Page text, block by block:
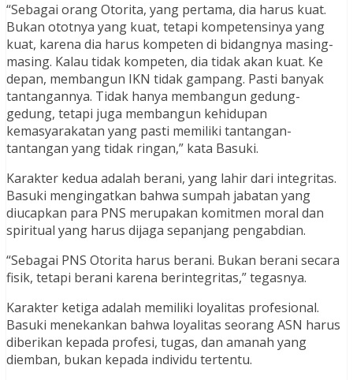
“Sebagai orang Otorita, yang pertama, dia harus kuat.
Bukan ototnya yang kuat, tetapi kompetensinya yang
kuat, karena dia harus kompeten di bidangnya masing-
masing. Kalau tidak kompeten, dia tidak akan kuat. Ke
depan, membangun IKN tidak gampang. Pasti banyak
tantangannya. Tidak hanya membangun gedung-
gedung, tetapi juga membangun kehidupan
kemasyarakatan yang pasti memiliki tantangan-
tantangan yang tidak ringan,” kata Basuki.
Karakter kedua adalah berani, yang lahir dari integritas.
Basuki mengingatkan bahwa sumpah jabatan yang
diucapkan para PNS merupakan komitmen moral dan
spiritual yang harus dijaga sepanjang pengabdian.
“Sebagai PNS Otorita harus berani. Bukan berani secara
fisik, tetapi berani karena berintegritas,” tegasnya.
Karakter ketiga adalah memiliki loyalitas profesional.
Basuki menekankan bahwa loyalitas seorang ASN harus
diberikan kepada profesi, tugas, dan amanah yang
diemban, bukan kepada individu tertentu.